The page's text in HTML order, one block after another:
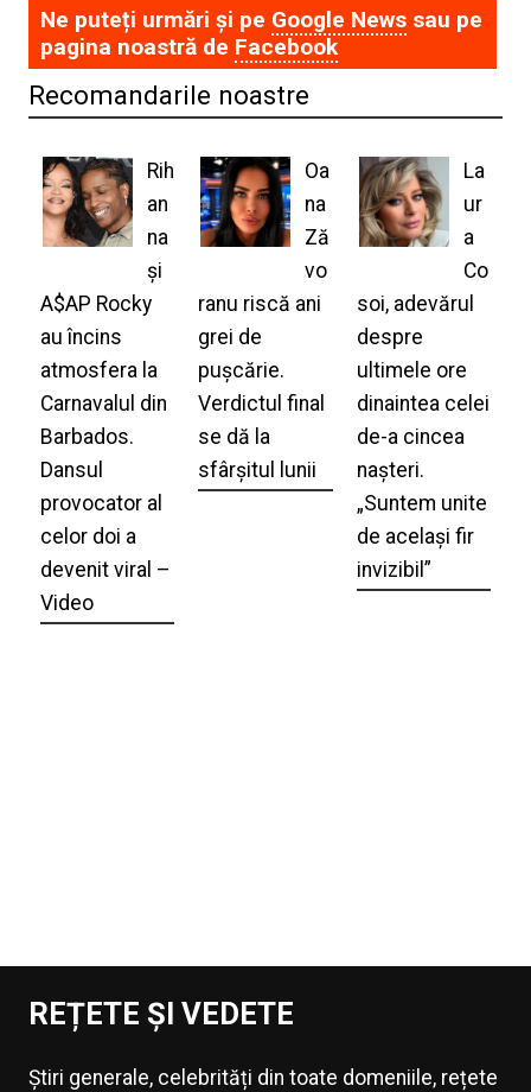
Ne puteți urmări și pe Google Newssau pe
pagina noastră de Facebook
Recomandarile noastre
Rih
an
na
și
A$AP Rocky
au încins
atmosfera la
Carnavalul din
Barbados.
Dansul
provocator al
celor doi a
devenit viral –
Video
Oa
na
Ză
vo
ranu riscă ani
grei de
pușcărie.
Verdictul final
se dă la
sfârșitul lunii
La
ur
a
Co
soi, adevărul
despre
ultimele ore
dinaintea celei
de-a cincea
nașteri.
„Suntem unite
de același fir
invizibil”
REȚETE ȘI VEDETE
Știri generale, celebrități din toate domeniile, rețete